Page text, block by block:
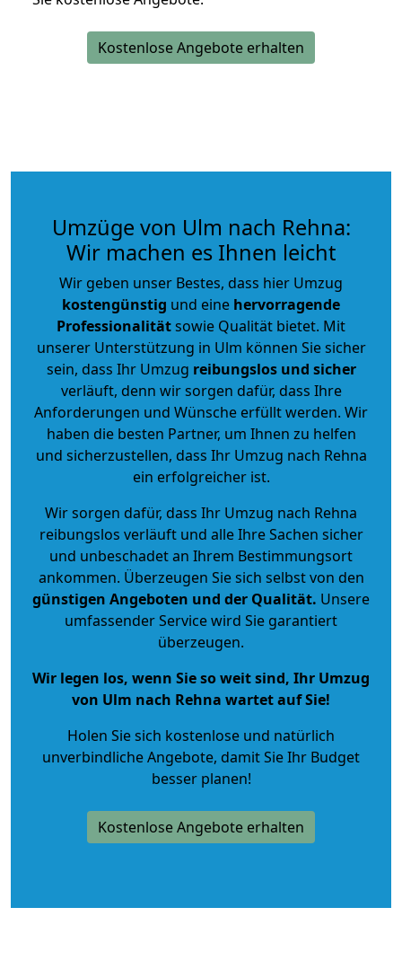
Kostenlose Angebote erhalten
Umzüge von Ulm nach Rehna:
Wir machen es Ihnen leicht
Wir geben unser Bestes, dass hier Umzug
kostengünstig und eine hervorragende
Professionalitätsowie Qualität bietet. Mit
unserer Unterstützung in Ulm können Sie sicher
sein, dass Ihr Umzug reibungslos und sicher
verläuft, denn wir sorgen dafür, dass Ihre
Anforderungen und Wünsche erfüllt werden. Wir
haben die besten Partner, um Ihnen zu helfen
und sicherzustellen, dass Ihr Umzug nach Rehna
ein erfolgreicher ist.
Wir sorgen dafür, dass Ihr Umzug nach Rehna
reibungslos verläuft und alle Ihre Sachen sicher
und unbeschadet an Ihrem Bestimmungsort
ankommen. Überzeugen Sie sich selbst von den
günstigen Angeboten und der Qualität. Unsere
umfassender Service wird Sie garantiert
überzeugen.
Wir legen los, wenn Sie so weit sind, Ihr Umzug
von Ulm nach Rehna wartet auf Sie!
Holen Sie sich kostenlose und natürlich
unverbindliche Angebote, damit Sie Ihr Budget
besser planen!
Kostenlose Angebote erhalten